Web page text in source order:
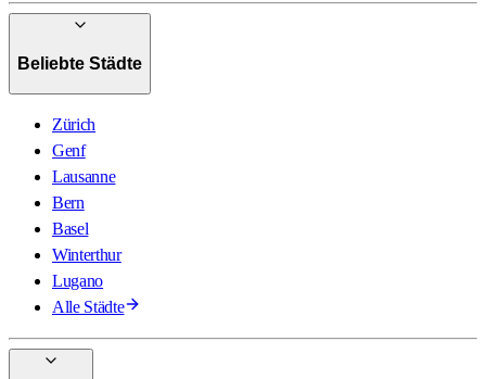
Beliebte Städte
Zürich
Genf
Lausanne
Bern
Basel
Winterthur
Lugano
Alle Städte